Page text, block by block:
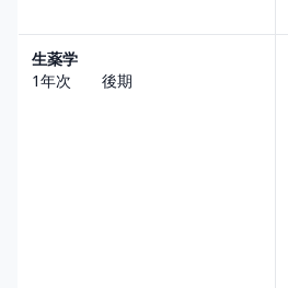
生薬学
1年次 後期